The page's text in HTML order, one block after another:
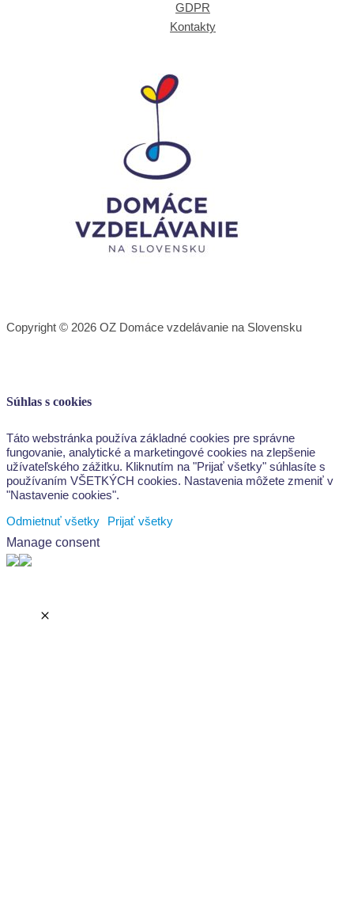
GDPR
Kontakty
Copyright © 2026 OZ Domáce vzdelávanie na Slovensku
Súhlas s cookies
Táto webstránka používa základné cookies pre správne
fungovanie, analytické a marketingové cookies na zlepšenie
užívateľského zážitku. Kliknutím na "Prijať všetky" súhlasíte s
používaním VŠETKÝCH cookies. Nastavenia môžete zmeniť v
"Nastavenie cookies".
Odmietnuť všetky Prijať všetky
Manage consent